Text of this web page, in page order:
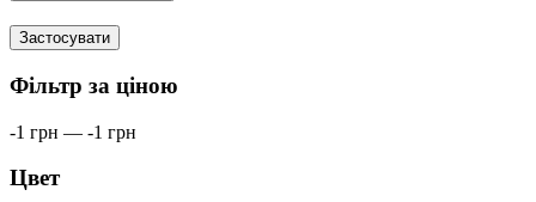
Застосувати
Фільтр за ціною
-1 грн — -1 грн
Цвет